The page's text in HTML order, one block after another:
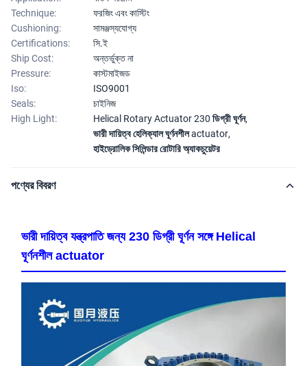
Technique:
ফরজিং এবং কাস্টিং
Cushioning:
সামঞ্জস্যযোগ্য
Certifications:
সি.ই
Ship Cost:
অন্তর্ভুক্ত না
Pressure:
কাস্টমাইজড
Iso:
ISO9001
Seals:
চাইনিজ
High Light:
Helical Rotary Actuator 230 ডিগ্রী ঘূর্ণন,
ভারী দায়িত্ব হেলিক্যাল ঘূর্ণনশীল actuator,
হাইড্রোলিক সিলিন্ডার রোটারি অ্যাকচুয়েটর
পণ্যের বিবরণ
ভারী দায়িত্ব যন্ত্রপাতি জন্য 230 ডিগ্রী ঘূর্ণন সঙ্গে Helical
ঘূর্ণনশীল actuator